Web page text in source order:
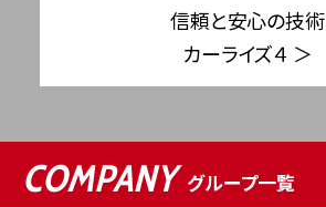
信頼と安心の技術
カーライズ４ ＞
COMPANY グループ一覧